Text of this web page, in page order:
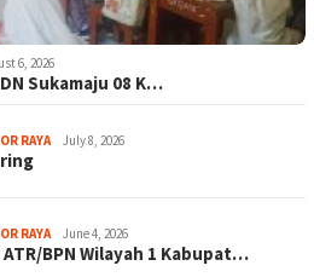
6, 2026
Sukamaju 08 K…
RAYA July 8, 2026
RAYA June 4, 2026
BPN Wilayah 1 Kabupat…